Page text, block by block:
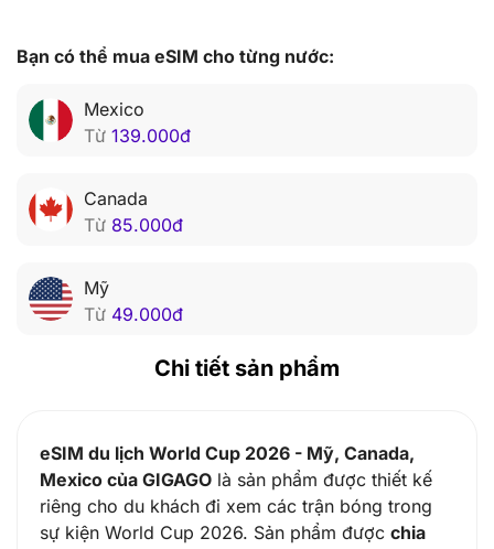
Bạn có thể mua eSIM cho từng nước:
Mexico
Từ 139.000đ
Canada
Từ 85.000đ
Mỹ
Từ 49.000đ
Chi tiết sản phẩm
eSIM du lịch World Cup 2026 - Mỹ, Canada,
Mexico của GIGAGO là sản phẩm được thiết kế
riêng cho du khách đi xem các trận bóng trong
sự kiện World Cup 2026. Sản phẩm được chia